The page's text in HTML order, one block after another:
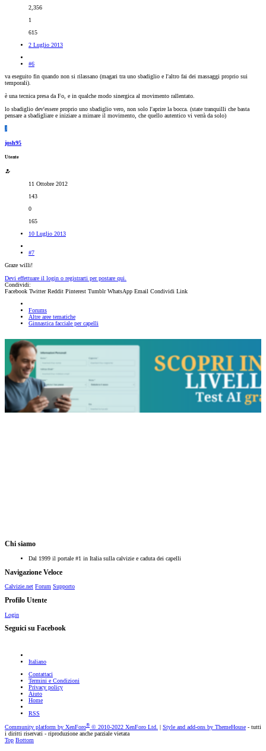
2,356
1
615
2 Luglio 2013
#6
va eseguito fin quando non si rilassano (magari tra uno sbadiglio e l'altro fai dei massaggi proprio sui
temporali).
è una tecnica presa da Fo, e in qualche modo sinergica al movimento rallentato.
lo sbadiglio dev'essere proprio uno sbadiglio vero, non solo l'aprire la bocca. (state tranquilli che basta
pensare a sbadigliare e iniziare a mimare il movimento, che quello autentico vi verrà da solo)
J
josh95
Utente
11 Ottobre 2012
143
0
165
10 Luglio 2013
#7
Graze willi!
Devi effettuare il login o registrarti per postare qui.
Condividi:
Facebook Twitter Reddit Pinterest Tumblr WhatsApp Email Condividi Link
Forums
Altre aree tematiche
Ginnastica facciale per capelli
Chi siamo
Dal 1999 il portale #1 in Italia sulla calvizie e caduta dei capelli
Navigazione Veloce
Calvizie.net Forum Supporto
Profilo Utente
Login
Seguici su Facebook
Italiano
Contattaci
Termini e Condizioni
Privacy policy
Aiuto
Home
RSS
Community platform by XenForo® © 2010-2022 XenForo Ltd. Style and add-ons by ThemeHouse - tutti
i diritti riservati - riproduzione anche parziale vietata
Top Bottom